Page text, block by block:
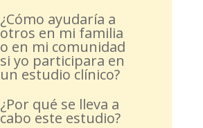
¿Cómo ayudaría a
otros en mi familia
o en mi comunidad
si yo participara en
un estudio clínico?
¿Por qué se lleva a
cabo este estudio?